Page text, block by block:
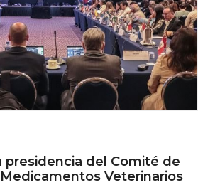
presidencia del Comité de
Veterinarios